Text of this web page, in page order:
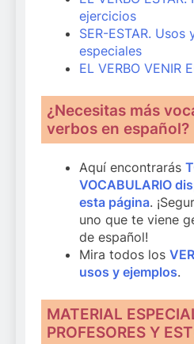
ejercicios
SER-ESTAR.
especiales
EL VERBO VENIR
¿Necesitas más
verbos en español?
Aquí encontrarás
VOCABULARIO
esta página.
uno que te viene
de español!
Mira todos los
usos y ejemplos.
MATERIAL
PROFESORES Y